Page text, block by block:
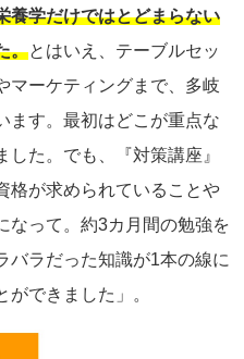
養学だけではとどまらない
。とはいえ、テーブルセッ
マーケティングまで、多岐
ます。最初はどこが重点な
た。でも、『対策講座』
格が求められていることや
なって。約3カ月間の勉強を
バラだった知識が1本の線に
できました」。